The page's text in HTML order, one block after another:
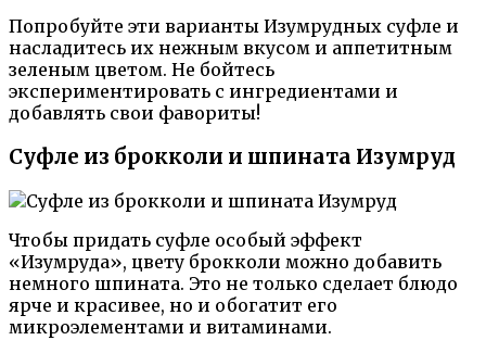
Попробуйте эти варианты Изумрудных суфле и
насладитесь их нежным вкусом и аппетитным
зеленым цветом. Не бойтесь
экспериментировать с ингредиентами и
добавлять свои фавориты!
Суфле из брокколи и шпината Изумруд
Чтобы придать суфле особый эффект
«Изумруда», цвету брокколи можно добавить
немного шпината. Это не только сделает блюдо
ярче и красивее, но и обогатит его
микроэлементами и витаминами.